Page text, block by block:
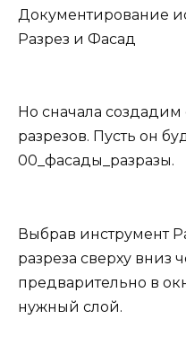
Документирование
Разрез и Фасад
Но сначала
разрезов. Пусть он
00_фасады_разразы.
Выбрав инструмент
разреза сверху вниз
предварительно в
нужный слой.